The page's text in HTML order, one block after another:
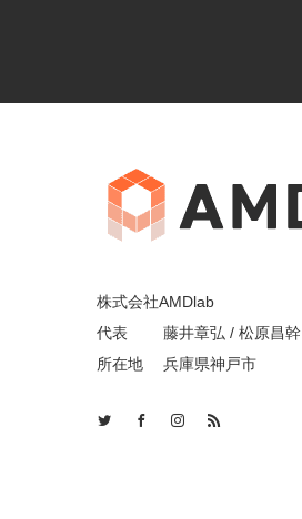
株式会社AMDlab
代表 藤井章弘 / 松原昌幹
所在地 兵庫県神戸市